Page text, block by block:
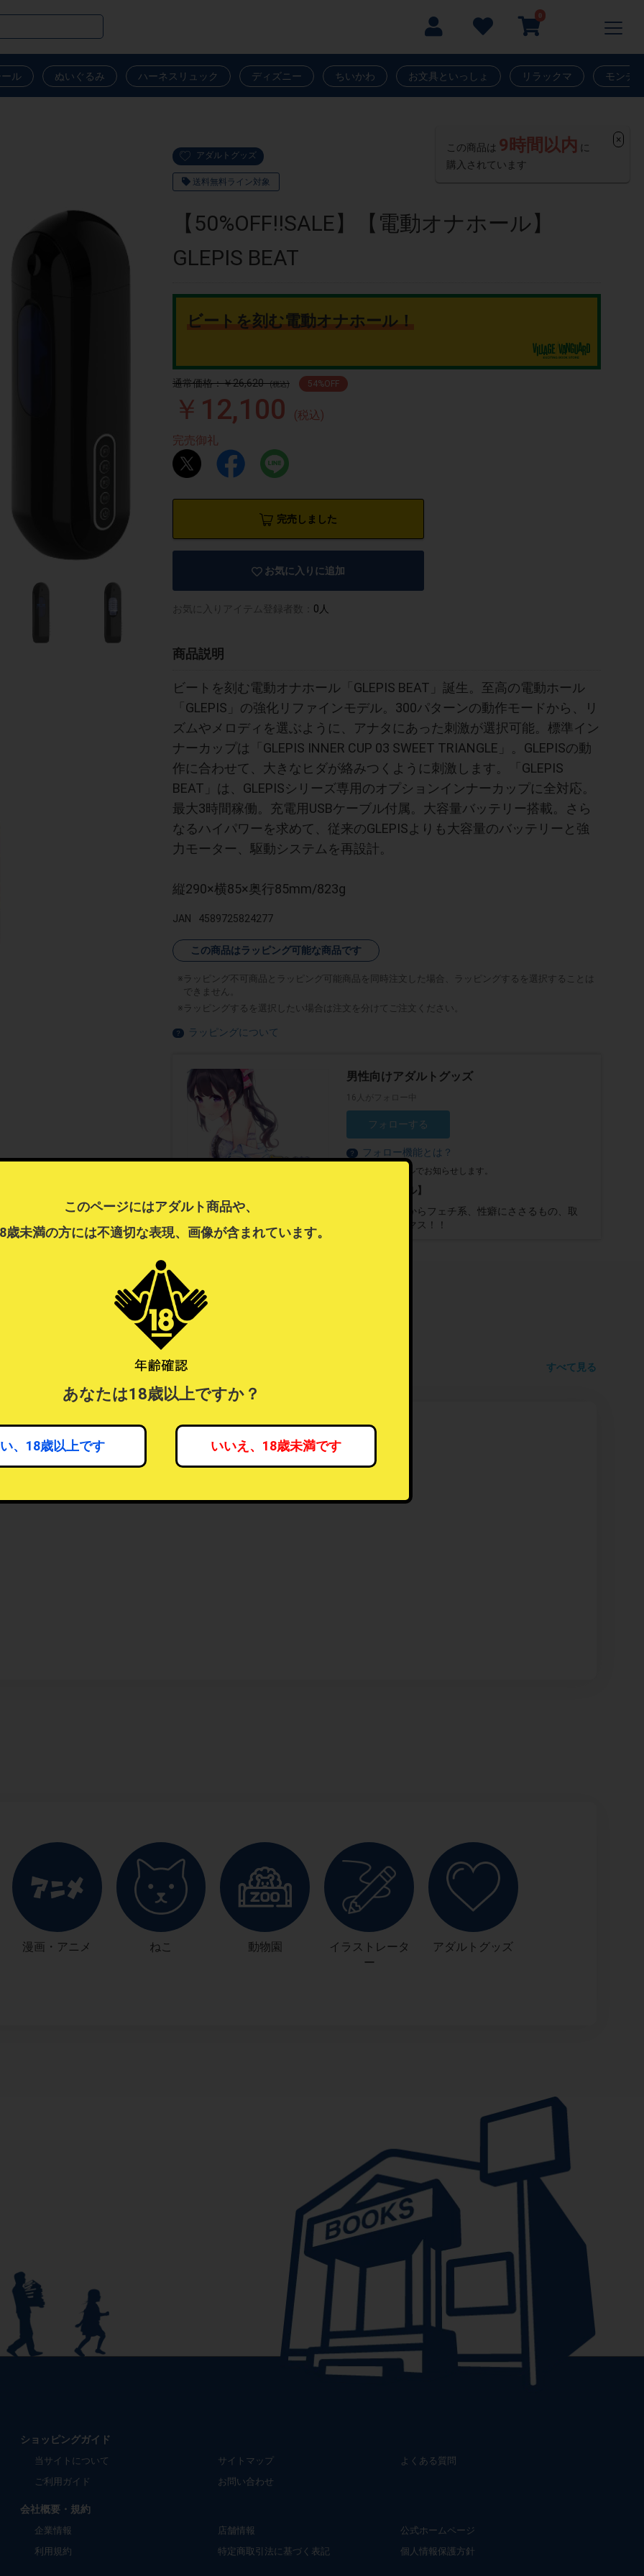
0
ール ぬいぐるみ ハーネスリュック ディズニー ちいかわ お文具といっしょ リラックマ モンチ
この商品は 9時間以内 に
購入されています
×
アダルトグッズ
送料無料ライン対象
【50%OFF!!SALE】【電動オナホール】
GLEPIS BEAT
ビートを刻む電動オナホール！
通常価格：￥26,620 (税込) 54%OFF
￥12,100
(税込)
完売御礼
完売しました
お気に入りに追加
お気に入りアイテム登録者数： 0人
商品説明
ビートを刻む電動オナホール「GLEPIS BEAT」誕生。至高の電動ホール
「GLEPIS」の強化リファインモデル。300パターンの動作モードから、リ
ズムやメロディを選ぶように、アナタにあった刺激が選択可能。標準イン
ナーカップは「GLEPIS INNER CUP 03 SWEET TRIANGLE」。GLEPISの動
作に合わせて、大きなヒダが絡みつくように刺激します。「GLEPIS
BEAT」は、GLEPISシリーズ専用のオプションインナーカップに全対応。
最大3時間稼働。充電用USBケーブル付属。大容量バッテリー搭載。さら
なるハイパワーを求めて、従来のGLEPISよりも大容量のバッテリーと強
力モーター、駆動システムを再設計。
縦290×横85×奥行85mm/823g
JAN 4589725824277
この商品はラッピング可能な商品です
ラッピング不可商品とラッピング可能商品を同時注文した場合、ラッピングするを選択することは
できません。
ラッピングするを選択したい場合は注文を分けてご注文ください。
？ ラッピングについて
男性向けアダルトグッズ
16人がフォロー中
フォローする
？ フォロー機能とは？
最新情報をメールでお知らせします。
【プロフィール】
ライトなものからフェチ系、性癖にささるもの、取
り揃えておりマス！！
すべて見る
漫画・アニメ ねこ 動物園
イラストレータ
ー
アダルトグッズ
ショッピングガイド
当サイトについて サイトマップ
よくある質問
ご利用ガイド
お問い合わせ
会社概要・規約
企業情報 店舗情報
公式ホームページ
利用規約
特定商取引法に基づく表記 個人情報保護方針
このページにはアダルト商品や、
歳未満の方には不適切な表現、画像が含まれています。
あなたは18歳以上ですか？
、18歳以上です いいえ、18歳未満です